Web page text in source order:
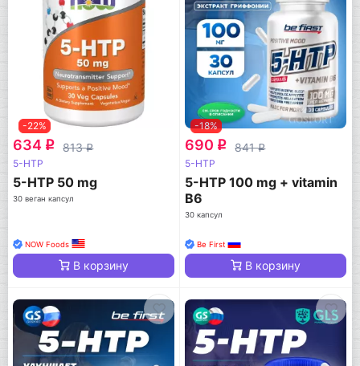
-22%
634 q 813q
5-HTP
5-HTP 50 mg
30 веган капсул
NOW Foods
В корзину
-18%
690 q 841q
5-HTP
5-HTP 100 mg + vitamin
B6
30 капсул
Be First
В корзину